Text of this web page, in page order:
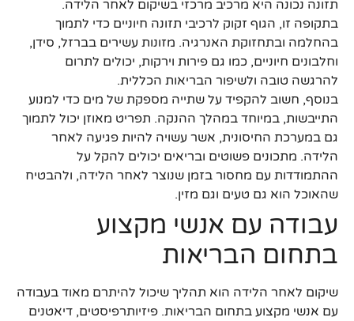
תזונה נכונה היא מרכיב מרכזי בשיקום לאחר הלידה.
בתקופה זו, הגוף זקוק לרכיבי תזונה חיוניים כדי לתמוך
בהחלמה ובתחזוקת האנרגיה. מזונות עשירים בברזל, סידן,
וחלבונים חיוניים, כמו גם פירות וירקות, יכולים לתרום
להרגשה טובה ולשיפור הבריאות הכללית.
בנוסף, חשוב להקפיד על שתייה מספקת של מים כדי למנוע
התייבשות, במיוחד במהלך ההנקה. תפריט מאוזן יכול לתמוך
גם במערכת החיסונית, אשר עשויה להיות פגיעה לאחר
הלידה. מתכונים פשוטים ובריאים יכולים להקל על
ההתמודדות עם מחסור בזמן שנוצר לאחר הלידה, ולהבטיח
שהאוכל הוא גם טעים וגם מזין.
עבודה עם אנשי מקצוע
בתחום הבריאות
שיקום לאחר הלידה הוא תהליך שיכול להיתרם מאוד בעבודה
עם אנשי מקצוע בתחום הבריאות. פיזיותרפיסטים, דיאטנים